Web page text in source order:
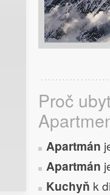
Proč
Apartmán
Apartmán
Kuchyň k